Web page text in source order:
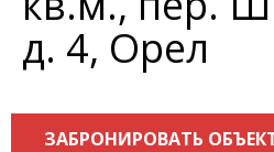
д. 4, Орел
ЗАБРОНИРОВАТЬ